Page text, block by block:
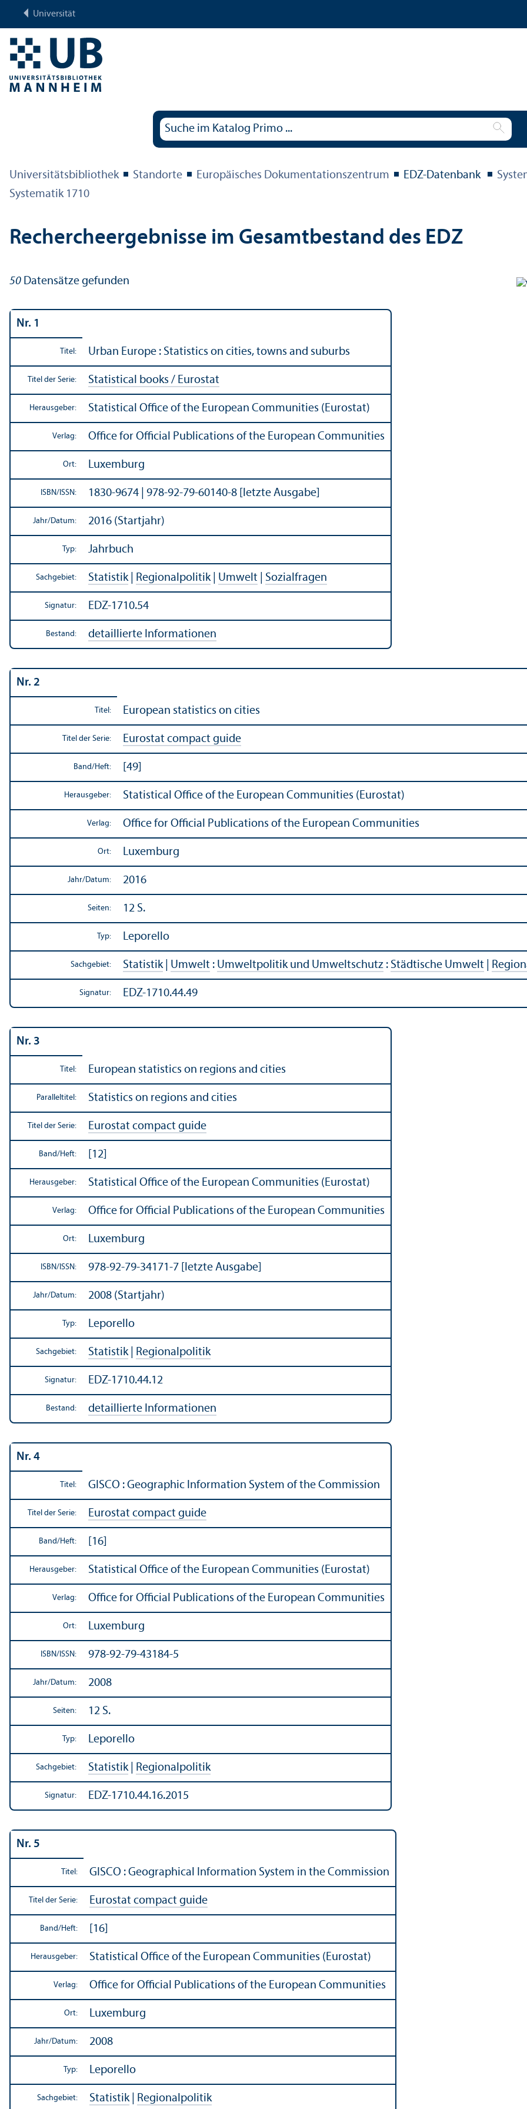
Universität
Universitäts­bibliothek Standorte Europäisches Dokumentations­zentrum EDZ-Datenbank
Systematik 1710
Rechercheergebnisse im Gesamtbestand des EDZ
50 Datensätze gefunden
Nr. 1
Titel: Urban Europe : Statistics on cities, towns and suburbs
Titel der Serie: Statistical books / Eurostat
Herausgeber: Statistical Office of the European Communities (Eurostat)
Verlag: Office for Official Publications of the European Communities
Ort: Luxemburg
ISBN/ ISSN: 1830-9674 | 978-92-79-60140-8 [letzte Ausgabe]
Jahr/Datum: 2016 (Startjahr)
Typ: Jahrbuch
Sachgebiet: Statistik| Regionalpolitik| Umwelt Sozialfragen
Signatur: EDZ-1710.54
Bestand: detaillierte Informationen
Nr. 2
Titel: European statistics on cities
Titel der Serie: Eurostat compact guide
Band/Heft: [49]
Herausgeber: Statistical Office of the European Communities (Eurostat)
Verlag: Office for Official Publications of the European Communities
Ort: Luxemburg
Jahr/Datum: 2016
Seiten: 12 S.
Typ: Leporello
Sachgebiet: Statistik| Umwelt : Umweltpolitik und Umweltschutz : Städtische Umwelt
Signatur: EDZ-1710.44.49
Nr. 3
Titel: European statistics on regions and cities
Paralleltitel: Statistics on regions and cities
Titel der Serie: Eurostat compact guide
Band/Heft: [12]
Herausgeber: Statistical Office of the European Communities (Eurostat)
Verlag: Office for Official Publications of the European Communities
Ort: Luxemburg
ISBN/ ISSN: 978-92-79-34171-7 [letzte Ausgabe]
Jahr/Datum: 2008 (Startjahr)
Typ: Leporello
Sachgebiet: Statistik| Regionalpolitik
Signatur: EDZ-1710.44.12
Bestand: detaillierte Informationen
Nr. 4
Titel: GISCO : Geographic Information System of the Commission
Titel der Serie: Eurostat compact guide
Band/Heft: [16]
Herausgeber: Statistical Office of the European Communities (Eurostat)
Verlag: Office for Official Publications of the European Communities
Ort: Luxemburg
ISBN/ ISSN: 978-92-79-43184-5
Jahr/Datum: 2008
Seiten: 12 S.
Typ: Leporello
Sachgebiet: Statistik| Regionalpolitik
Signatur: EDZ-1710.44.16.2015
Nr. 5
Titel: GISCO : Geographical Information System in the Commission
Titel der Serie: Eurostat compact guide
Band/Heft: [16]
Herausgeber: Statistical Office of the European Communities (Eurostat)
Verlag: Office for Official Publications of the European Communities
Ort: Luxemburg
Jahr/Datum: 2008
Typ: Leporello
Sachgebiet: Statistik| Regionalpolitik